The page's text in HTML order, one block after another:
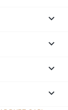



keyboard_arrow_down